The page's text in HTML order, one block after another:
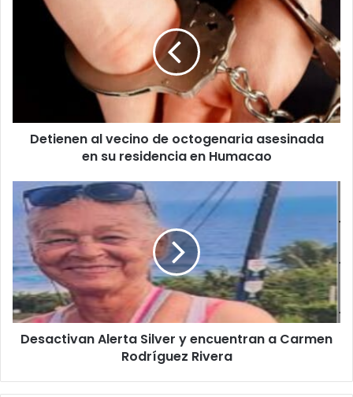
residencia
Detienen al vecino de octogenaria asesinada
en su residencia en Humacao
Desactivan
Alerta
Silver
encuentran
a
Carmen
Rodríguez
Rivera
Desactivan Alerta Silver y encuentran a Carmen
Rodríguez Rivera